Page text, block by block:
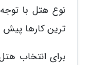
نوع هتل با
ترین کارها
برای انتخاب